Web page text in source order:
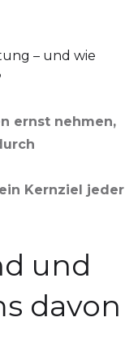
– und wie
ernst nehmen,
Kernziel jeder
und
davon